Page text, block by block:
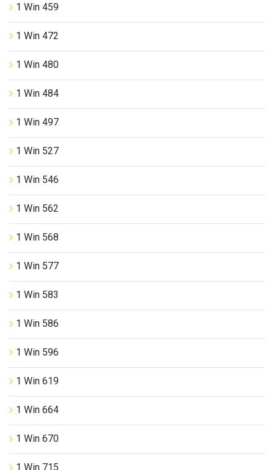
1 Win 459
1 Win 472
1 Win 480
1 Win 484
1 Win 497
1 Win 527
1 Win 546
1 Win 562
1 Win 568
1 Win 577
1 Win 583
1 Win 586
1 Win 596
1 Win 619
1 Win 664
1 Win 670
1 Win 715